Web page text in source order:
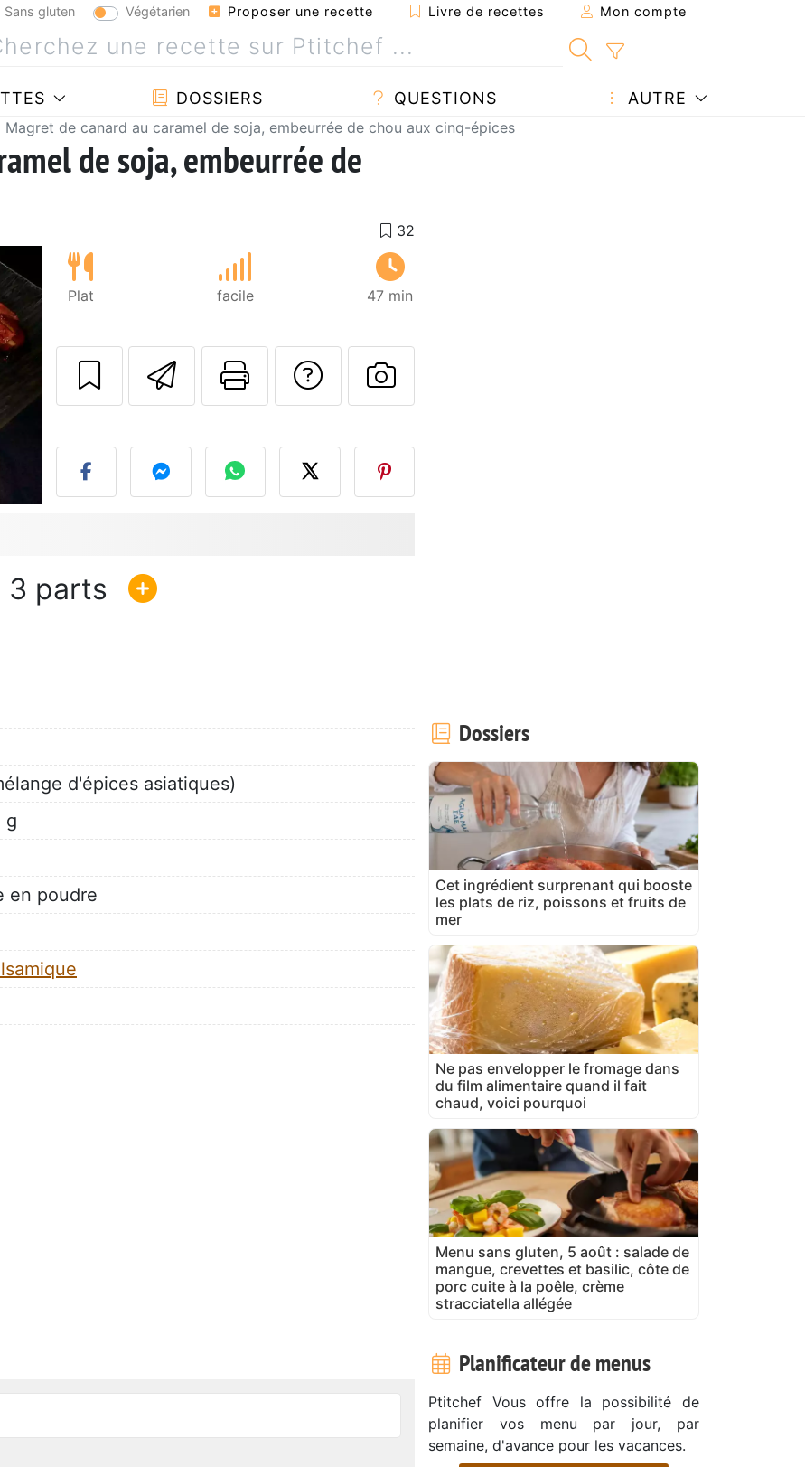
Sans gluten Végétarien Proposer une recette Livre de recettes Mon compte
DOSSIERS QUESTIONS AUTRE
Magret de canard au caramel de soja, embeurrée de chou aux cinq-épices
de soja, embeurrée de
Plat facile 47 min
Envoyer cette recette à un ami
Imprimer cette page
Poser une question à l'auteur
Publier votre photo de cette
3
d'épices asiatiques)
g
en poudre
Dossiers
Cet ingrédient surprenant qui booste
les plats de riz, poissons et fruits de
mer
Ne pas envelopper le fromage dans
du film alimentaire quand il fait
chaud, voici pourquoi
Menu sans gluten, 5 août : salade de
mangue, crevettes et basilic, côte de
porc cuite à la poêle, crème
stracciatella allégée
Planificateur de menus
Ptitchef Vous offre la possibilité de
planifier vos menu par jour, par
semaine, d'avance pour les vacances.